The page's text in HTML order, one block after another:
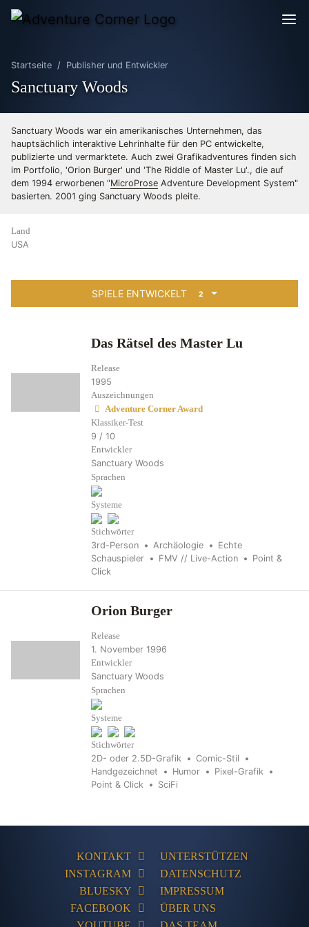
Startseite Publisher und Entwickler
Sanctuary Woods
Sanctuary Woods war ein amerikanisches Unternehmen, das
hauptsächlich interaktive Lehrinhalte für den PC entwickelte,
publizierte und vermarktete. Auch zwei Grafikadventures finden sich
im Portfolio, 'Orion Burger' und 'The Riddle of Master Lu'., die auf
dem 1994 erworbenen "MicroProse Adventure Development System"
basierten. 2001 ging Sanctuary Woods pleite.
Land
USA
Das Rätsel des Master Lu
Release
1995
Auszeichnungen
Adventure Corner Award
Klassiker-Test
9 / 10
Entwickler
Sanctuary Woods
Sprachen
Systeme
Stichwörter
3rd-Person Archäologie
Echte
Schauspieler
FMV // Live-Action
Point &
Click
Orion Burger
Release
1. November 1996
Entwickler
Sanctuary Woods
Sprachen
Systeme
Stichwörter
2D- oder 2.5D-Grafik
Comic-Stil
Handgezeichnet
Humor
Pixel-Grafik
Point & Click
SciFi
SPIELE ENTWICKELT 2
KONTAKT
INSTAGRAM
BLUESKY
FACEBOOK
UNTERSTÜTZEN
DATENSCHUTZ
IMPRESSUM
ÜBER UNS